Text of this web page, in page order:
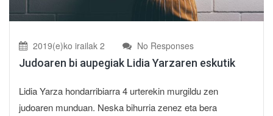
2019(e)ko irailak 2 No Responses
Judoaren bi aupegiak Lidia Yarzaren eskutik
Lidia Yarza hondarribiarra 4 urterekin murgildu zen
judoaren munduan. Neska bihurria zenez eta bera